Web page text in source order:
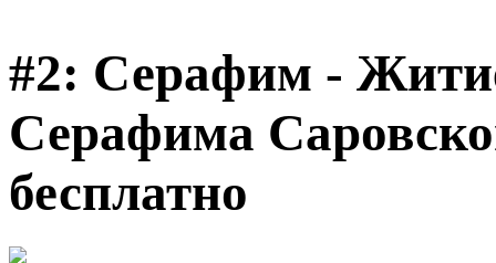
#2: Серафим -
Серафима
бесплатно